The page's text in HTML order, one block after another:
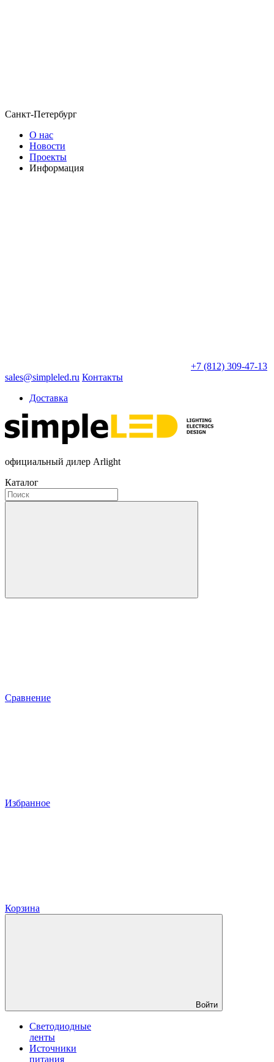
Санкт-Петербург
О нас
Новости
Проекты
Информация
+7 (812) 309-47-13
sales@simpleled.ru Контакты
Доставка
официальный дилер Arlight
Каталог
Сравнение
Избранное
Корзина
Войти
Светодиодные
ленты
Источники
питания